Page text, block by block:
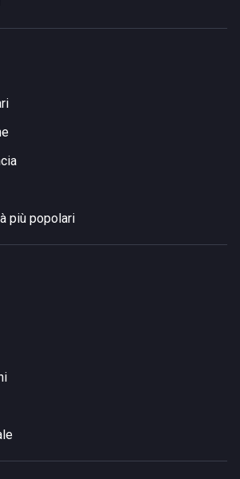
più popolari